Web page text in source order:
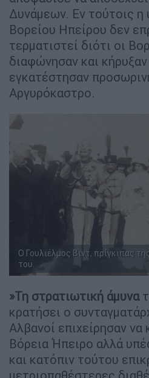
Δυνάμεων. Εν τούτοις η
Βορείου Ηπείρου δεν
τερματιστεί διότι οι
διαφώνησαν και
εγκατέστησαν
Αργυρόκαστρο.
Ο Γουλιέλμος Βιντ, πρίγκιπας
του.
»Τη στρατιωτική άμυνα
κρατήσει ο
Αλβανοί επιχείρησαν
Βόρεια Ήπειρο αλλά
και κατόπιν τούτου